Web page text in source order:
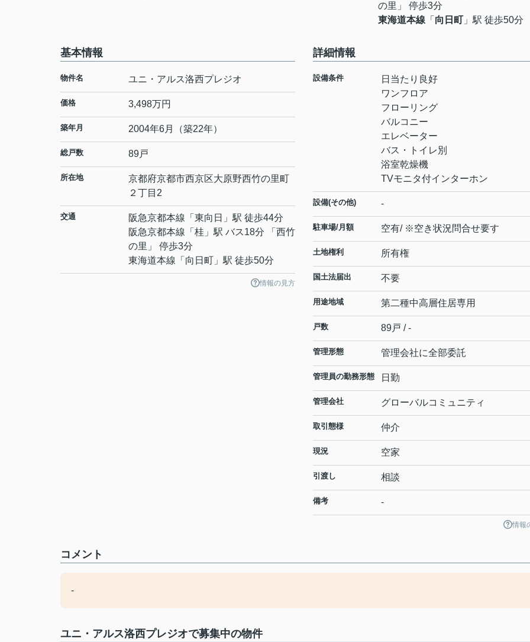
の里」 停歩3分
東海道本線 「 向日町 」駅 徒歩50分
基本情報
物件名 ユニ・アルス洛西プレジオ
価格 3,498万円
築年月 2004年6月（築22年）
総戸数 89戸
所在地 京都府京都市西京区大原野西竹の里町
２丁目 2
交通 阪急京都本線 「 東向日 」駅 徒歩44分
阪急京都本線 「 桂 」駅 バス18分 「西竹
の里」 停歩3分
東海道本線 「 向日町 」駅 徒歩50分
情報の見方
詳細情報
設備条件
日当たり良好
ワンフロア
フローリング
バルコニー
エレベーター
バス・トイレ別
浴室乾燥機
TVモニタ付インターホン
設備(その他) -
駐車場/月額 空有/ ※空き状況問合せ要す
土地権利 所有権
国土法届出 不要
用途地域 第二種中高層住居専用
戸数 89戸 / -
管理形態 管理会社に全部委託
管理員の勤務形態 日勤
管理会社 グローバルコミュニティ
取引態様 仲介
現況 空家
引渡し 相談
備考 -
情報
コメント
-
ユニ・アルス洛西プレジオで募集中の物件